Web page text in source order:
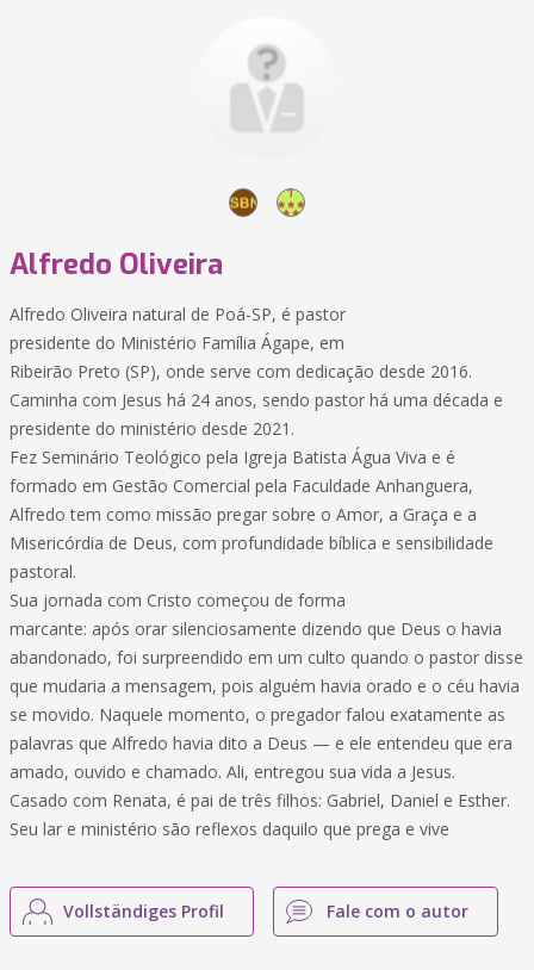
Alfredo Oliveira
Alfredo Oliveira natural de Poá-SP, é pastor
presidente do Ministério Família Ágape, em
Ribeirão Preto (SP), onde serve com dedicação desde 2016.
Caminha com Jesus há 24 anos, sendo pastor há uma década e
presidente do ministério desde 2021.
Fez Seminário Teológico pela Igreja Batista Água Viva e é
formado em Gestão Comercial pela Faculdade Anhanguera,
Alfredo tem como missão pregar sobre o Amor, a Graça e a
Misericórdia de Deus, com profundidade bíblica e sensibilidade
pastoral.
Sua jornada com Cristo começou de forma
marcante: após orar silenciosamente dizendo que Deus o havia
abandonado, foi surpreendido em um culto quando o pastor disse
que mudaria a mensagem, pois alguém havia orado e o céu havia
se movido. Naquele momento, o pregador falou exatamente as
palavras que Alfredo havia dito a Deus — e ele entendeu que era
amado, ouvido e chamado. Ali, entregou sua vida a Jesus.
Casado com Renata, é pai de três filhos: Gabriel, Daniel e Esther.
Seu lar e ministério são reflexos daquilo que prega e vive
Vollständiges Profil Fale com o autor